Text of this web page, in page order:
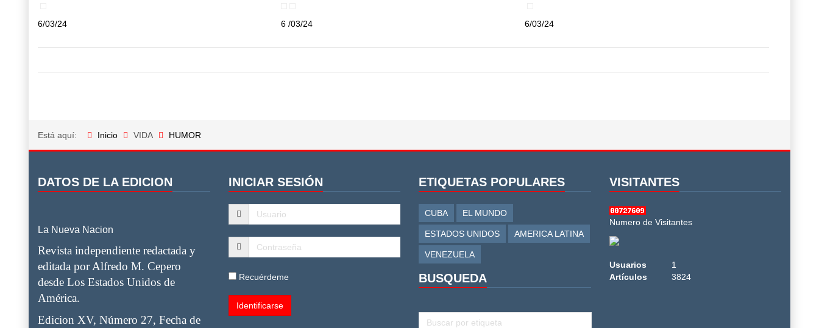
6/03/24 6 /03/24 6/03/24
Está aquí: Inicio VIDA HUMOR
DATOS DE LA EDICION
La Nueva Nacion
Revista independiente redactada y
editada por Alfredo M. Cepero
desde Los Estados Unidos de
América.
Edicion XV, Número 27, Fecha de
INICIAR SESIÓN
Recuérdeme
ETIQUETAS POPULARES
CUBA EL MUNDO
ESTADOS UNIDOS AMERICA LATINA
VENEZUELA
BUSQUEDA
BUSCAR
VISITANTES
Numero de Visitantes
Usuarios
1
Artículos
3824